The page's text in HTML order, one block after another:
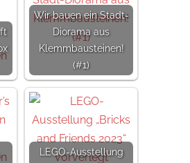
Wir bauen ein Stadt-
Diorama aus
Klemmbausteinen!
(#1)
LEGO-Ausstellung